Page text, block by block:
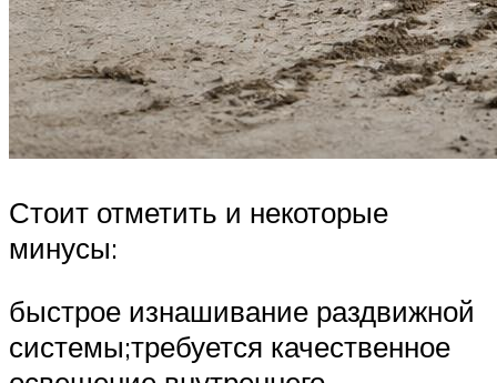
Стоит отметить и некоторые
минусы:
быстрое изнашивание раздвижной
системы;требуется качественное